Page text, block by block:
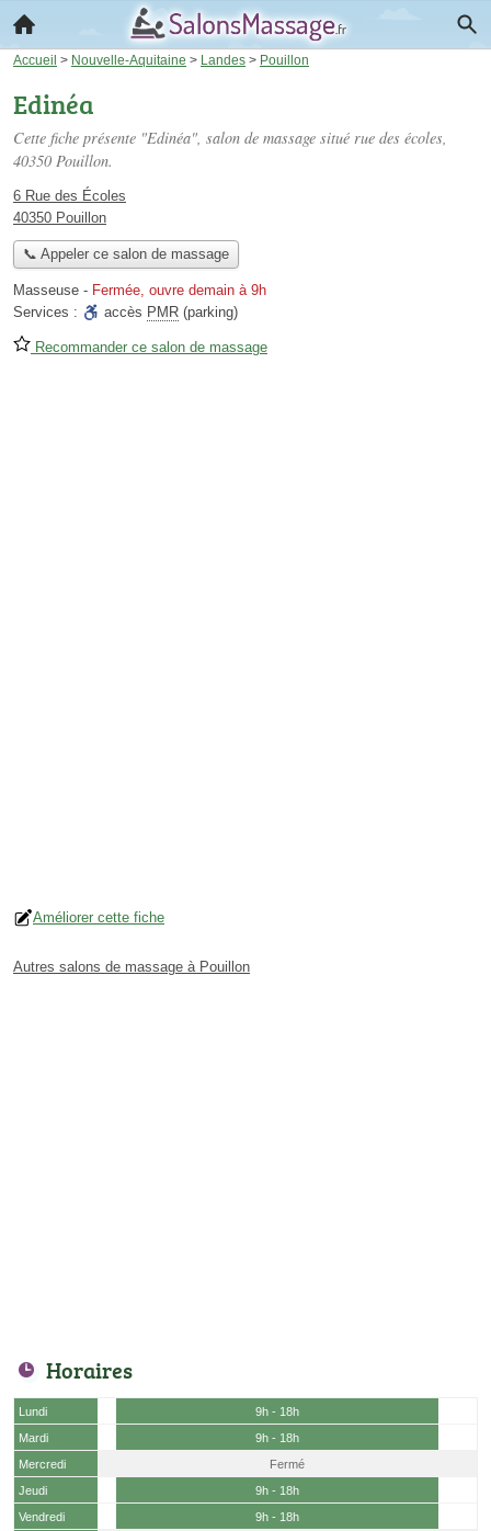
Accueil > Nouvelle-Aquitaine > Landes > Pouillon
Edinéa
Cette fiche présente "Edinéa", salon de massage situé rue des écoles,
40350 Pouillon.
6 Rue des Écoles
40350 Pouillon
📞 Appeler ce salon de massage
Masseuse - Fermée, ouvre demain à 9h
Services :
accès PMR (parking)
Recommander ce salon de massage
Améliorer cette fiche
Autres salons de massage à Pouillon
Horaires
Lundi
9h - 18h
Mardi
9h - 18h
Mercredi
Fermé
Jeudi
9h - 18h
Vendredi
9h - 18h